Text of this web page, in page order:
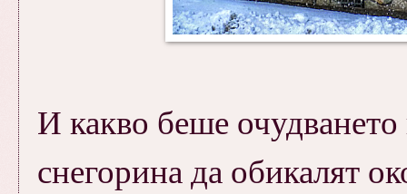
И какво беше
снегорина да обикалят